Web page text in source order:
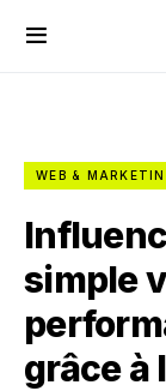
WEB &
simple
grâce à